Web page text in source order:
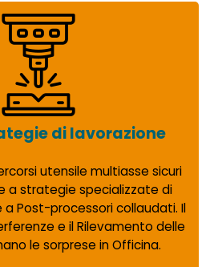
di lavorazione
utensile multiasse sicuri
a strategie specializzate di
a Post-processori collaudati. Il
e il Rilevamento delle
le sorprese in Officina.